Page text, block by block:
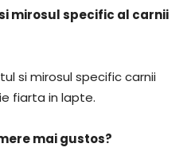
mirosul specific al carnii
si mirosul specific carnii
fiarta in lapte.
mai gustos?